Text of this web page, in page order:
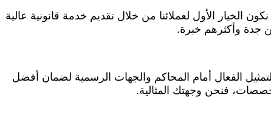
الأول لعملائنا من خلال تقديم خدمة قانونية عالية
جدة وأكثرهم خبرة.
الفعال أمام المحاكم والجهات الرسمية لضمان أفضل
فنحن وجهتك المثالية.